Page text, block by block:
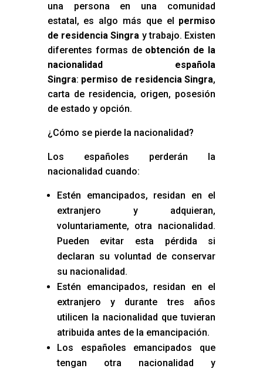
una persona en una comunidad
estatal, es algo más que el permiso
de residencia Singra y trabajo. Existen
diferentes formas de obtención de la
nacionalidad española
Singra: permiso de residencia Singra,
carta de residencia, origen, posesión
de estado y opción.
¿Cómo se pierde la nacionalidad?
Los españoles perderán la
nacionalidad cuando:
Estén emancipados, residan en el
extranjero y adquieran,
voluntariamente, otra nacionalidad.
Pueden evitar esta pérdida si
declaran su voluntad de conservar
su nacionalidad.
Estén emancipados, residan en el
extranjero y durante tres años
utilicen la nacionalidad que tuvieran
atribuida antes de la emancipación.
Los españoles emancipados que
tengan otra nacionalidad y